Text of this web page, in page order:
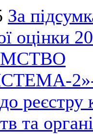
За
оцінки
реєстру
та